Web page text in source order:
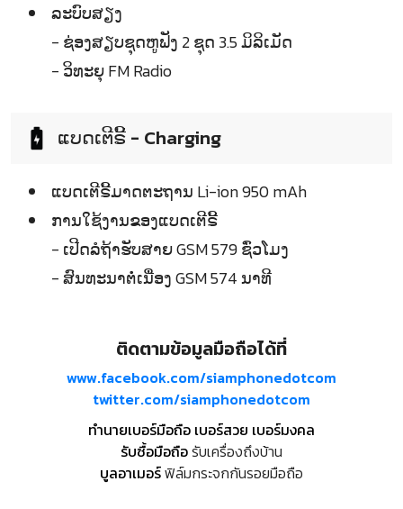
ລະບົບສຽງ
- ຊ່ອງສຽບຊຸດຫູຟັງ 2 ຊຸດ 3.5 ມິລິເມັດ
- ວິທະຍຸ FM Radio
ແບດເຕີຣີ້ - Charging
ແບດເຕີຣີ້ມາດຕະຖານ Li-ion 950 mAh
ການໃຊ້ງານຂອງແບດເຕີຣີ້
- ເປີດລໍຖ້າຮັບສາຍ GSM 579 ຊົ່ວໂມງ
- ສົນທະນາຕໍ່ເນື່ອງ GSM 574 ນາທີ
ติดตามข้อมูลมือถือได้ที่
www.facebook.com/siamphonedotcom
twitter.com/siamphonedotcom
ทำนายเบอร์มือถือ เบอร์สวย เบอร์มงคล
รับซื้อมือถือรับเครื่องถึงบ้าน
บูลอาเมอร์ฟิล์มกระจกกันรอยมือถือ